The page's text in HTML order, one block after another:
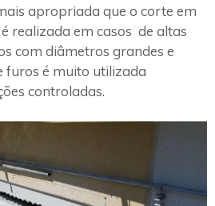
apropriada que o corte em
realizada em casos de altas
com diâmetros grandes e
furos é muito utilizada
controladas.